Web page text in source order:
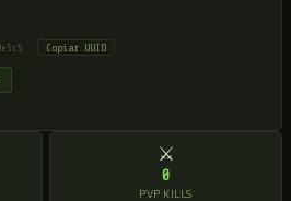
Copiar UUID
⚔
0
PVP KILLS